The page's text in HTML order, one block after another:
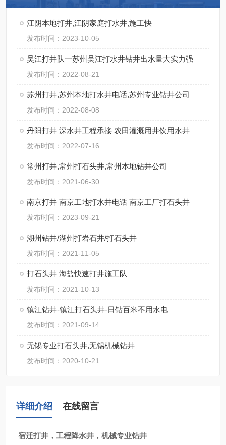
江阴本地打井,江阴家庭打水井,施工快
发布时间：2023-10-05
吴江打井队一苏州吴江打水井钻井出水量大实力强
发布时间：2022-08-21
苏州打井,苏州本地打水井电话,苏州专业钻井公司
发布时间：2022-08-08
丹阳打井 深水井工程承接 农田灌溉用井饮用水井
发布时间：2022-07-16
常州打井,常州打石头井,常州本地钻井公司
发布时间：2021-06-30
南京打井 南京工地打水井电话 南京工厂打石头井
发布时间：2023-09-21
湖州钻井/湖州打岩石井/打石头井
发布时间：2021-11-05
打石头井 海盐快速打井施工队
发布时间：2021-10-13
镇江钻井-镇江打石头井-日钻百米不用水电
发布时间：2021-09-14
无锡专业打石头井,无锡机械钻井
发布时间：2020-10-21
详细介绍 在线留言
宿迁打井，工程降水井，机械专业钻井